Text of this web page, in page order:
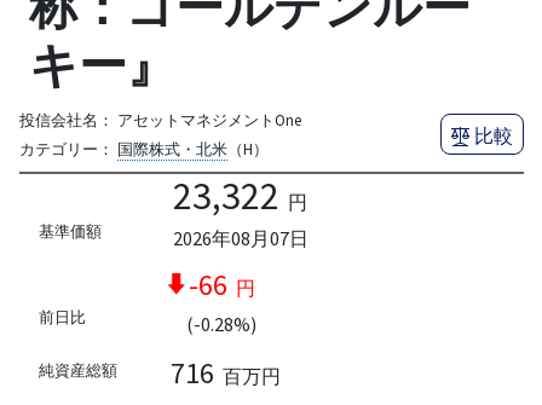
キー』
投信会社名： アセットマネジメントOne
カテゴリー： 国際株式・北米（H）
比較
基準価額
23,322 円
2026年08月07日
前日比
-66 円
(-0.28%)
純資産総額 716 百万円